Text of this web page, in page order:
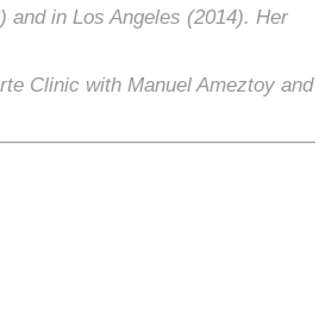
and in Los Angeles (2014). Her
Clinic with Manuel Ameztoy and